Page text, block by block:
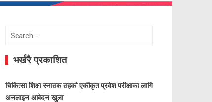
Search
भर्खरै प्रकाशित
चिकित्सा शिक्षा स्नातक तहको एकीकृत प्रवेश परीक्षाका लागि
अनलाइन आवेदन खुला